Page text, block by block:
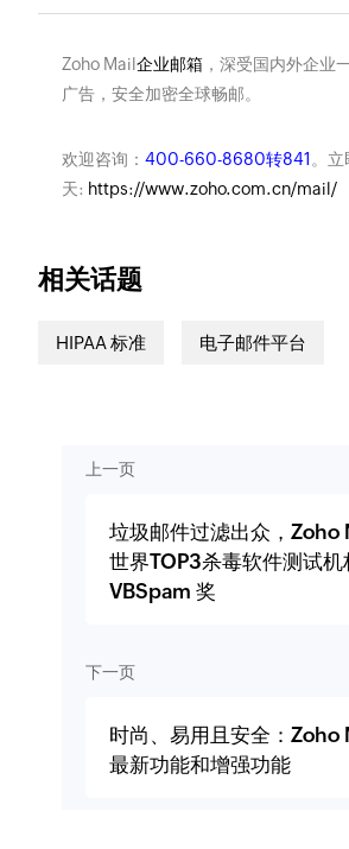
Zoho Mail企业邮箱，深受国内外企业
广告，安全加密全球畅邮。
欢迎咨询： 400-660-8680转841 。立
天: https://www.zoho.com.cn/mail/
相关话题
HIPAA 标准 电子邮件平台
上一页
垃圾邮件过滤出众，Zoho
世界TOP3杀毒软件测试机
VBSpam 奖
下一页
时尚、易用且安全：Zoho
最新功能和增强功能